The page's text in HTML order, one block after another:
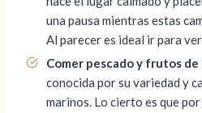
una pausa mientras estas
Al parecer es ideal ir para
Comer pescado y frutos de
conocida por su variedad y
marinos. Lo cierto es que